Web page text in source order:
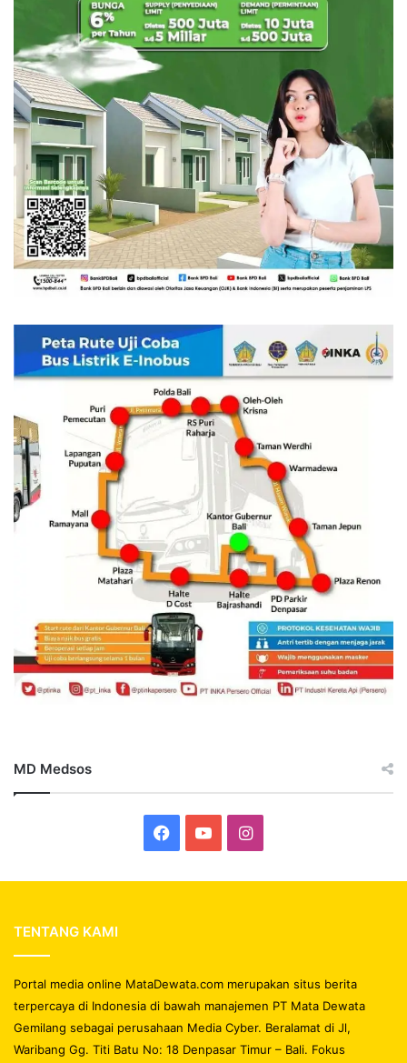
MD Medsos
Facebook
YouTubeInstagram
TENTANG KAMI
Portal media online MataDewata.com merupakan situs berita
terpercaya di Indonesia di bawah manajemen PT Mata Dewata
Gemilang sebagai perusahaan Media Cyber. Beralamat di Jl,
Waribang Gg. Titi Batu No: 18 Denpasar Timur – Bali. Fokus